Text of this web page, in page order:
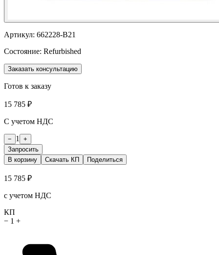
Артикул: 662228-B21
Состояние: Refurbished
Заказать консультацию
Готов к заказу
15 785 ₽
С учетом НДС
− 1
+
Запросить
В корзину
Скачать КП Поделиться
15 785 ₽
с учетом НДС
КП
− 1 +